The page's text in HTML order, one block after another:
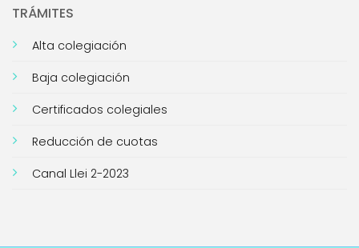
TRÁMITES
Alta colegiación
Baja colegiación
Certificados colegiales
Reducción de cuotas
Canal Llei 2-2023